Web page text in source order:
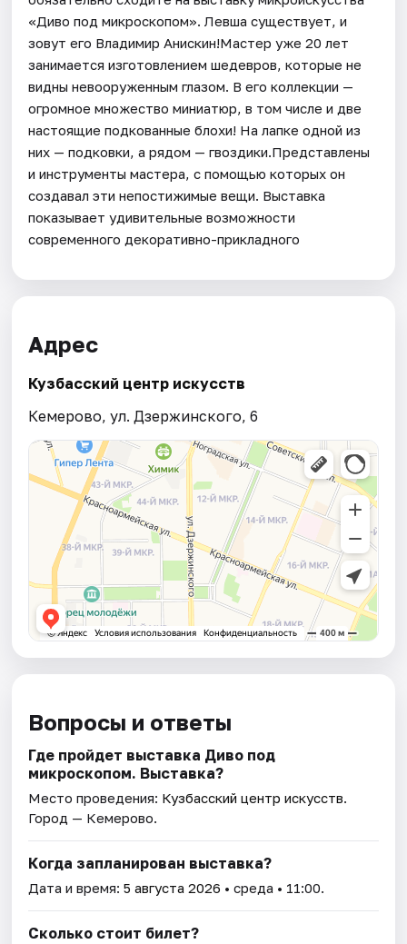
«Диво под микроскопом». Левша существует, и
зовут его Владимир Анискин!Мастер уже 20 лет
занимается изготовлением шедевров, которые не
видны невооруженным глазом. В его коллекции —
огромное множество миниатюр, в том числе и две
настоящие подкованные блохи! На лапке одной из
них — подковки, а рядом — гвоздики.Представлены
и инструменты мастера, с помощью которых он
создавал эти непостижимые вещи. Выставка
показывает удивительные возможности
современного декоративно-прикладного
Адрес
Кузбасский центр искусств
Кемерово, ул. Дзержинского, 6
Вопросы и ответы
Где пройдет выставка Диво под
микроскопом. Выставка?
Место проведения: Кузбасский центр искусств.
Город — Кемерово.
Когда запланирован выставка?
Дата и время:5 августа 2026 • среда • 11:00.
Сколько стоит билет?